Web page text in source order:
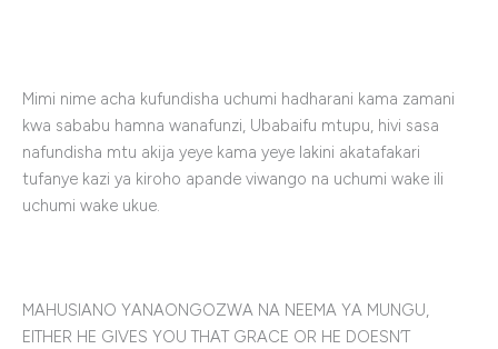
Mimi nime acha kufundisha uchumi hadharani kama zamani
kwa sababu hamna wanafunzi, Ubabaifu mtupu, hivi sasa
nafundisha mtu akija yeye kama yeye lakini akatafakari
tufanye kazi ya kiroho apande viwango na uchumi wake ili
uchumi wake ukue.
MAHUSIANO YANAONGOZWA NA NEEMA YA MUNGU,
EITHER HE GIVES YOU THAT GRACE OR HE DOESN’T